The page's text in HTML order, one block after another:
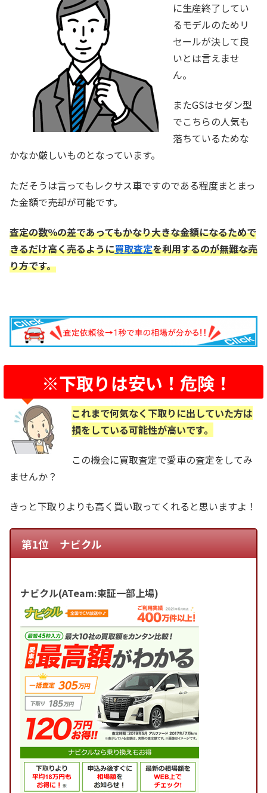
に生産終了してい
るモデルのためリ
セールが決して良
いとは言えませ
ん。
またGSはセダン型
でこちらの人気も
落ちているためな
かなか厳しいものとなっています。
ただそうは言ってもレクサス車ですのである程度まとまっ
た金額で売却が可能です。
査定の数％の差であってもかなり大きな金額になるためで
きるだけ高く売るように買取査定を利用するのが無難な売
り方です。
※下取りは安い！危険！
これまで何気なく下取りに出していた方は
損をしている可能性が高いです。
この機会に買取査定で愛車の査定をしてみ
ませんか？
きっと下取りよりも高く買い取ってくれると思いますよ！
第1位 ナビクル
ナビクル(ATeam:東証一部上場)